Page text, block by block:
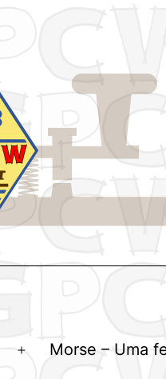
AbrirMorse – Uma